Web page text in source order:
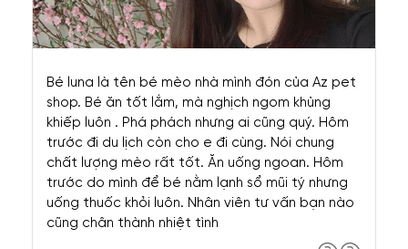
Điều Khoản Dịch Vụ
KẾT NỐI, THANH TOÁN
Copyright © 2021 by AZPET.